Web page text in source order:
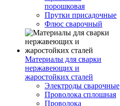
порошковая
Прутки присадочные
Флюс сварочный
Материалы для сварки
нержавеющих и
жаростойких сталей
Электроды сварочные
Проволока сплошная
Проволока